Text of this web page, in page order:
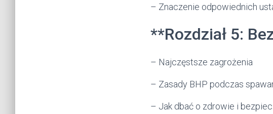
– Znaczenie odpowiednich
**Rozdział 5:
– Najczęstsze zagrożenia
– Zasady BHP podczas
– Jak dbać o zdrowie i